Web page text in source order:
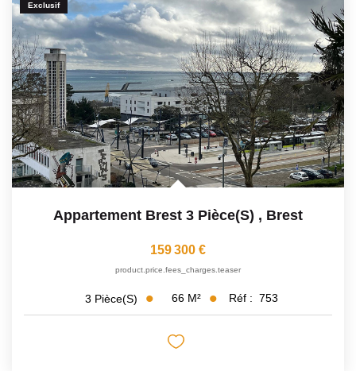
Exclusif
Appartement Brest 3 Pièce(s) , Brest
159 300 €
product.price.fees_charges.teaser
3 Pièce(s) 66 M² Réf : 753